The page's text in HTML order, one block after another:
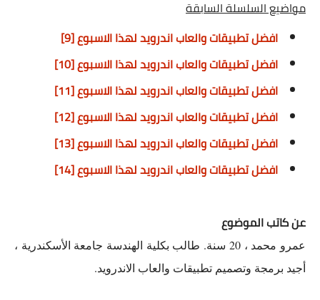
مواضيع السلسلة السابقة
افضل تطبيقات والعاب اندرويد لهذا الاسبوع [9]
افضل تطبيقات والعاب اندرويد لهذا الاسبوع [10]
افضل تطبيقات والعاب اندرويد لهذا الاسبوع [11]
افضل تطبيقات والعاب اندرويد لهذا الاسبوع [12]
افضل تطبيقات والعاب اندرويد لهذا الاسبوع [13]
افضل تطبيقات والعاب اندرويد لهذا الاسبوع [14]
عن كاتب الموضوع
عمرو محمد ، 20 سنة. طالب بكلية الهندسة جامعة الأسكندرية ،
أجيد برمجة وتصميم تطبيقات والعاب الاندرويد.